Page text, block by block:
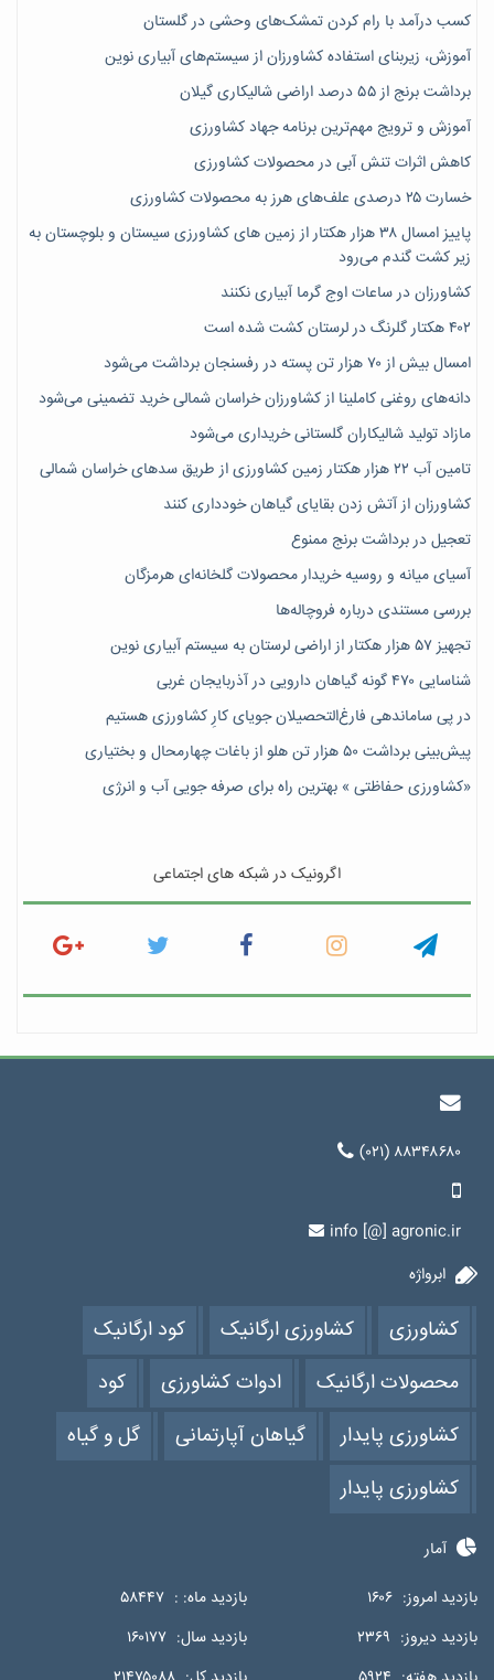
کسب درآمد با رام کردن تمشک‌های وحشی در گلستان
آموزش، زیربنای استفاده کشاورزان از سیستم‌های آبیاری نوین
برداشت برنج از ۵۵ درصد اراضی شالیکاری گیلان
آموزش و ترویج مهم‌ترین برنامه جهاد کشاورزی
کاهش اثرات تنش آبی در محصولات کشاورزی
خسارت ۲۵ درصدی علف‌های هرز به محصولات کشاورزی
پاییز امسال ۳۸ هزار هکتار از زمین های کشاورزی سیستان و بلوچستان به
زیر کشت گندم می‌رود
کشاورزان در ساعات اوج گرما آبیاری نکنند
۴۰۲ هکتار گلرنگ در لرستان کشت شده است
امسال بیش از ۷۰ هزار تن پسته در رفسنجان برداشت می‌شود
دانه‌های روغنی کاملینا از کشاورزان خراسان شمالی خرید تضمینی می‌شود
مازاد تولید شالیکاران گلستانی خریداری می‌شود
تامین آب ۲۲ هزار هکتار زمین کشاورزی از طریق سدهای خراسان شمالی
کشاورزان از آتش زدن بقایای گیاهان خودداری کنند
تعجیل در برداشت برنج ممنوع
آسیای میانه و روسیه خریدار محصولات گلخانه‌ای هرمزگان
بررسی مستندی درباره فروچاله‌ها
تجهیز ۵۷ هزار هکتار از اراضی لرستان به سیستم آبیاری نوین
شناسایی ۴۷٠ گونه گیاهان دارویی در آذربایجان غربی
در پی ساماندهی فارغ‌التحصیلان جویای کارِ کشاورزی هستیم
پیش‎‌بینی برداشت ۵۰ هزار تن هلو از باغات چهارمحال و بختیاری
«کشاورزی حفاظتی » بهترین راه برای صرفه جویی آب و انرژی
اگرونیک در شبکه های اجتماعی
(۰۲۱) ۸۸۳۴۸۶۸۰
info [@] agronic.ir
ابرواژه
کشاورزی کشاورزی ارگانیک
کود ارگانیک
محصولات ارگانیک
ادوات کشاورزی
کود
کشاورزی پایدار
گیاهان آپارتمانی
گل و گیاه
کشاورزی پایدار
آمار
بازدید امروز: ۱۶۰۶ بازدید ماه: : ۵۸۴۴۷
بازدید دیروز: ۲۳۶۹ بازدید سال: ۱۶۰۱۷۷